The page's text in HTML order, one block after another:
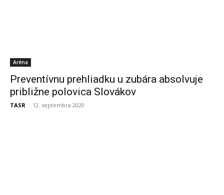
Aréna
Preventívnu prehliadku u zubára absolvuje
približne polovica Slovákov
TASR - 12. septembra 2020